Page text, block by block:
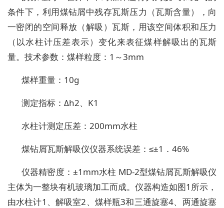
条件下，利用煤钻屑中残存瓦斯压力（瓦斯含量），向
一密闭的空间释放（解吸）瓦斯，用该空间体积和压力
（以水柱计压差表示）变化来表征煤样解吸出的瓦斯
量。技术参数：煤样粒度：1～3mm
煤样重量：10g
测定指标：Δh2、K1
水柱计测定压差：200mm水柱
煤钻屑瓦斯解吸仪仪器系统误差：≤±1．46%
仪器精密度：±1mm水柱 MD-2型煤钻屑瓦斯解吸仪
主体为一整块有机玻璃加工而成。仪器构造如图1所示，
由水柱计1、解吸室2、煤样瓶3和三通旋塞4、两通旋塞